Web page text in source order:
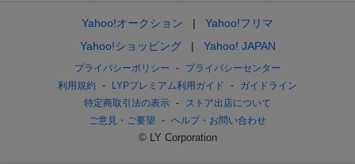
Yahoo!オークション
Yahoo!フリマ
Yahoo!ショッピング
Yahoo! JAPAN
プライバシーポリシー
プライバシーセンター
利用規約
LYPプレミアム利用ガイド
ガイドライン
特定商取引法の表示
ストア出店について
ご意見・ご要望
ヘルプ・お問い合わせ
© LY Corporation